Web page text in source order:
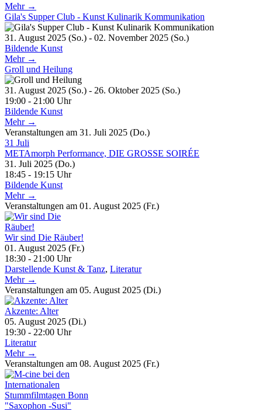
Mehr →
Gila's Supper Club - Kunst Kulinarik Kommunikation
31. August 2025 (So.) - 02. November 2025 (So.)
Bildende Kunst
Mehr →
Groll und Heilung
31. August 2025 (So.) - 26. Oktober 2025 (So.)
19:00 - 21:00 Uhr
Bildende Kunst
Mehr →
Veranstaltungen am 31. Juli 2025 (Do.)
31 Juli
METAmorph Performance, DIE GROSSE SOIRÉE
31. Juli 2025 (Do.)
18:45 - 19:15 Uhr
Bildende Kunst
Mehr →
Veranstaltungen am 01. August 2025 (Fr.)
Wir sind Die Räuber!
01. August 2025 (Fr.)
18:30 - 21:00 Uhr
Darstellende Kunst & Tanz, Literatur
Mehr →
Veranstaltungen am 05. August 2025 (Di.)
Akzente: Alter
05. August 2025 (Di.)
19:30 - 22:00 Uhr
Literatur
Mehr →
Veranstaltungen am 08. August 2025 (Fr.)